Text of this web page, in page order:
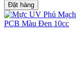
Đặt hàng